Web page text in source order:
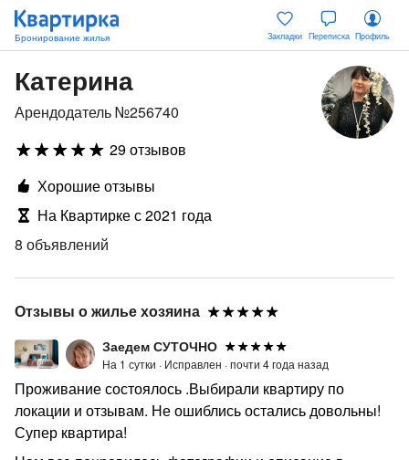
Закладки Переписка Профиль
Катерина
Арендодатель №256740
29 отзывов
Хорошие отзывы
На Квартирке с 2021 года
8 объявлений
Отзывы о жилье хозяина
Заедем СУТОЧНО
На 1 сутки · Исправлен ·почти 4 года назад
Проживание состоялось .Выбирали квартиру по
локации и отзывам. Не ошиблись остались довольны!
Супер квартира!